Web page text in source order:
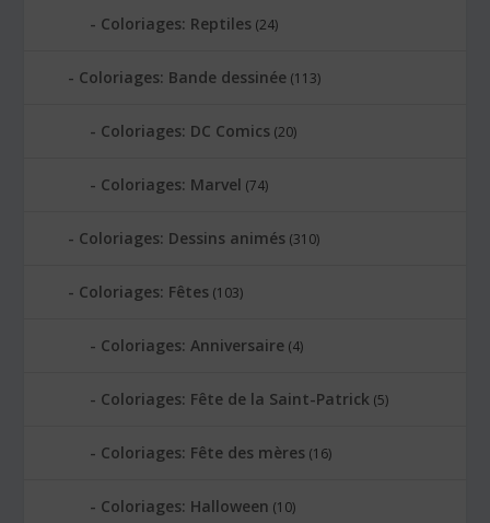
Coloriages: Reptiles (24)
Coloriages: Bande dessinée (113)
Coloriages: DC Comics (20)
Coloriages: Marvel (74)
Coloriages: Dessins animés (310)
Coloriages: Fêtes (103)
Coloriages: Anniversaire (4)
Coloriages: Fête de la Saint-Patrick (5)
Coloriages: Fête des mères (16)
Coloriages: Halloween (10)